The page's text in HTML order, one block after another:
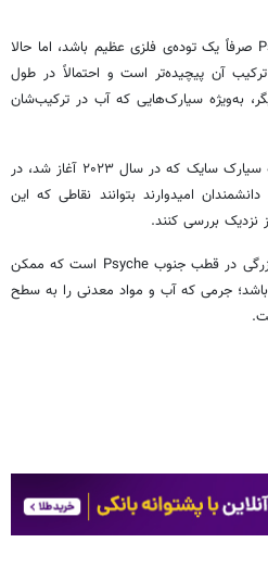
تا پیش از این، گمان می‌رفت Psyche صرفاً یک توده‌ی فلزی عظیم باشد، اما حالا
آن پیچیده‌تر است و احتمالاً در طول
به‌ویژه سیارک‌هایی که آب در ترکیب‌شان
ماموریت فضایی ناسا برای رسیدن به سیارک سایک که در سال ۲۰۲۳ آغاز شد، در
دانشمندان امیدوارند بتوانند نقاطی که این
نزدیک بررسی کنند.
یکی از اهداف اصلی آن‌ها، دهانه‌ی بزرگی در قطب جنوب Psyche است که ممکن
جرمی که آب و مواد معدنی را به سطح